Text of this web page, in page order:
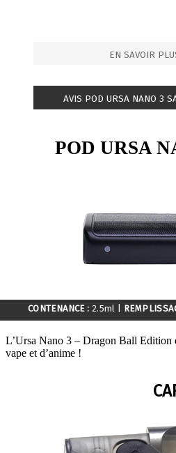
EN SAVOIR
AVIS POD URSA NANO 3
POD URSA
CONTENANCE : 2.5ml
L’Ursa Nano 3 – Dragon Ball Edition
vape et d’anime !